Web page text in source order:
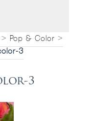
> Pop & Color >
3
3